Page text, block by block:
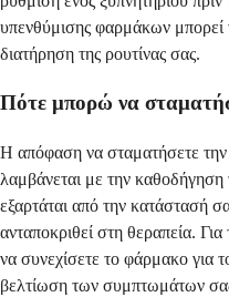
υπενθύμισης φαρμάκων μπορεί
διατήρηση της ρουτίνας σας.
Πότε μπορώ να
Η απόφαση να σταματήσετε την
λαμβάνεται με την
εξαρτάται από την κατάστασή
ανταποκριθεί στη θεραπεία.
να συνεχίσετε το φάρμακο για
βελτίωση των συμπτωμάτων